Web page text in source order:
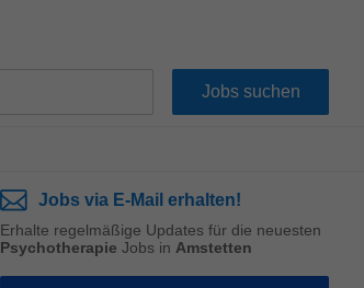
Jobs via E-Mail erhalten!
Erhalte regelmäßige Updates für die neuesten
Psychotherapie Jobs in Amstetten